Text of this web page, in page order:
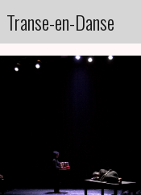
Transe-en-Danse